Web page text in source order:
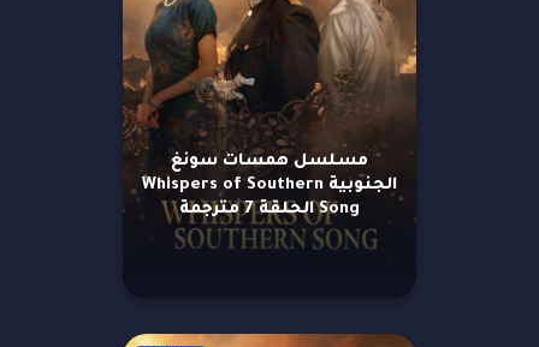
مسلسل همسات سونغ
الجنوبية Whispers of Southern
Song الحلقة 7 مترجمة